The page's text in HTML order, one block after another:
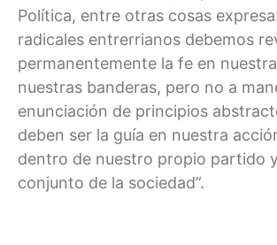
Política, entre otras cosas
radicales entrerrianos debemos
permanentemente la fe en
nuestras banderas, pero no a
enunciación de principios
deben ser la guía en nuestra
dentro de nuestro propio partido
conjunto de la sociedad”.